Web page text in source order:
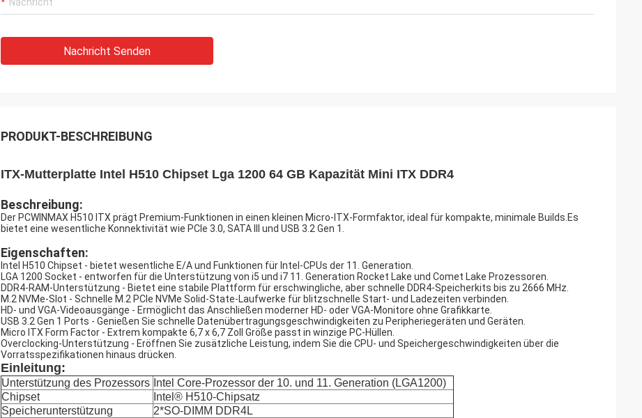
Nachricht Senden
PRODUKT-BESCHREIBUNG
ITX-Mutterplatte Intel H510 Chipset Lga 1200 64 GB Kapazität Mini ITX DDR4
Beschreibung:
Der PCWINMAX H510 ITX prägt Premium-Funktionen in einen kleinen Micro-ITX-Formfaktor, ideal für kompakte, minimale Builds.Es
bietet eine wesentliche Konnektivität wie PCIe 3.0, SATA III und USB 3.2 Gen 1.
Eigenschaften:
Intel H510 Chipset - bietet wesentliche E/A und Funktionen für Intel-CPUs der 11. Generation.
LGA 1200 Socket - entworfen für die Unterstützung von i5 und i7 11. Generation Rocket Lake und Comet Lake Prozessoren.
DDR4-RAM-Unterstützung - Bietet eine stabile Plattform für erschwingliche, aber schnelle DDR4-Speicherkits bis zu 2666 MHz.
M.2 NVMe-Slot - Schnelle M.2 PCIe NVMe Solid-State-Laufwerke für blitzschnelle Start- und Ladezeiten verbinden.
HD- und VGA-Videoausgänge - Ermöglicht das Anschließen moderner HD- oder VGA-Monitore ohne Grafikkarte.
USB 3.2 Gen 1 Ports - Genießen Sie schnelle Datenübertragungsgeschwindigkeiten zu Peripheriegeräten und Geräten.
Micro ITX Form Factor - Extrem kompakte 6,7 x 6,7 Zoll Größe passt in winzige PC-Hüllen.
Overclocking-Unterstützung - Eröffnen Sie zusätzliche Leistung, indem Sie die CPU- und Speichergeschwindigkeiten über die
Vorratsspezifikationen hinaus drücken.
Einleitung:
Unterstützung des Prozessors Intel Core-Prozessor der 10. und 11. Generation (LGA1200)
Chipset
Intel® H510-Chipsatz
Speicherunterstützung
2*SO-DIMM DDR4L